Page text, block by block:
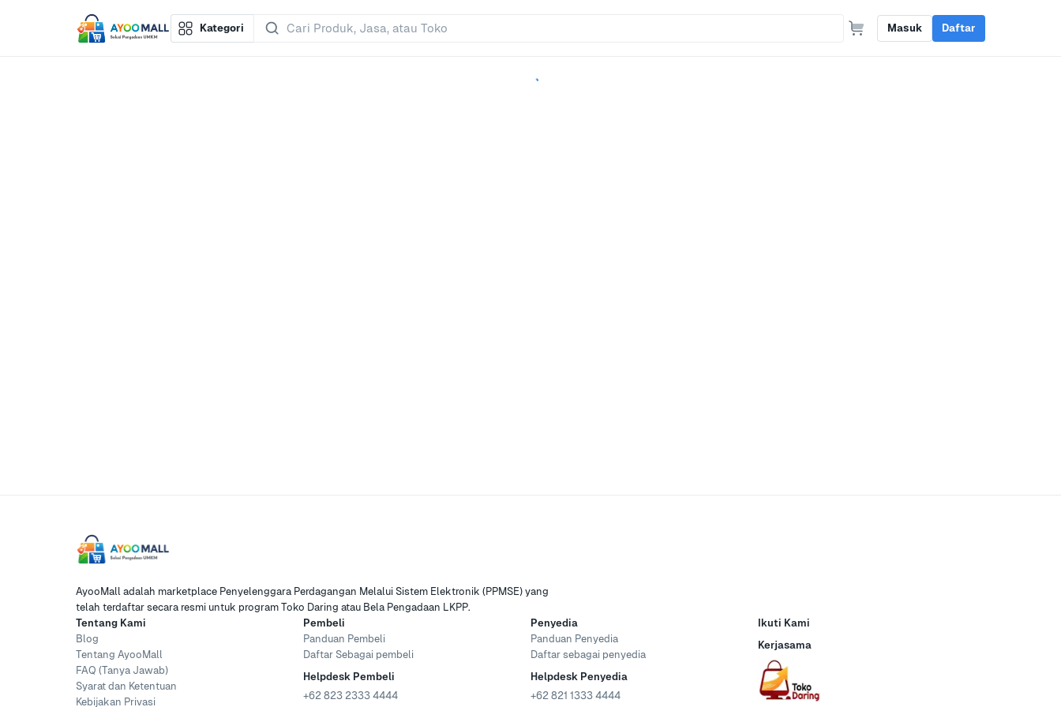
Kategori Masuk Daftar
AyooMall adalah marketplace Penyelenggara Perdagangan Melalui Sistem Elektronik (PPMSE) yang
telah terdaftar secara resmi untuk program Toko Daring atau Bela Pengadaan LKPP.
Tentang Kami
Blog
Tentang AyooMall
FAQ (Tanya Jawab)
Syarat dan Ketentuan
Kebijakan Privasi
Pembeli
Panduan Pembeli
Daftar Sebagai pembeli
Helpdesk Pembeli
+62 823 2333 4444
Penyedia
Panduan Penyedia
Daftar sebagai penyedia
Helpdesk Penyedia
+62 821 1333 4444
Ikuti Kami
Kerjasama